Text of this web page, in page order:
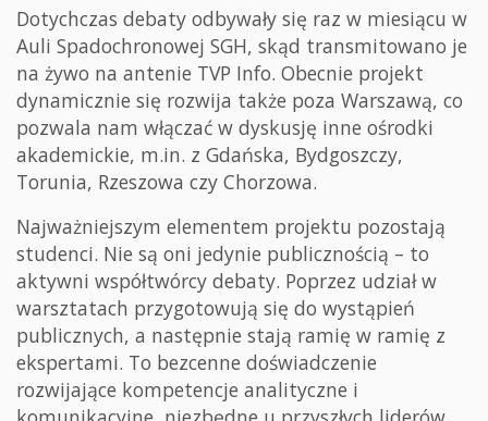
Dotychczas debaty odbywały się raz w miesiącu w
Auli Spadochronowej SGH, skąd transmitowano je
na żywo na antenie TVP Info. Obecnie projekt
dynamicznie się rozwija także poza Warszawą, co
pozwala nam włączać w dyskusję inne ośrodki
akademickie, m.in. z Gdańska, Bydgoszczy,
Torunia, Rzeszowa czy Chorzowa.
Najważniejszym elementem projektu pozostają
studenci. Nie są oni jedynie publicznością – to
aktywni współtwórcy debaty. Poprzez udział w
warsztatach przygotowują się do wystąpień
publicznych, a następnie stają ramię w ramię z
ekspertami. To bezcenne doświadczenie
rozwijające kompetencje analityczne i